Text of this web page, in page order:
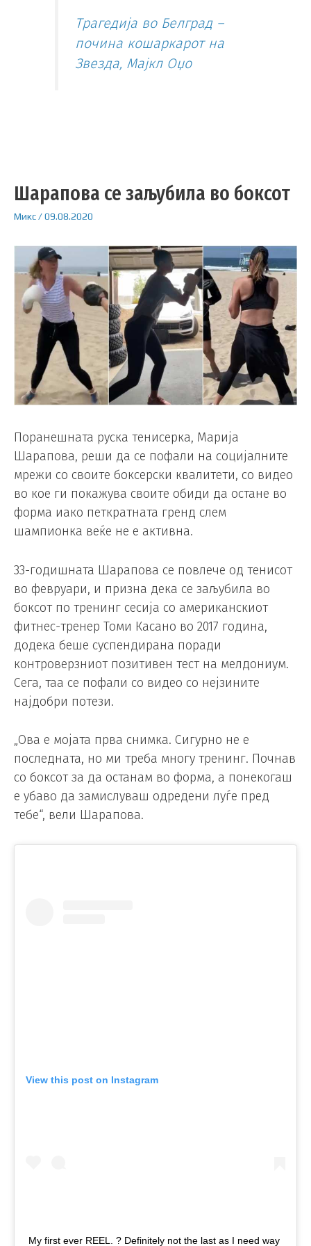
Трагедија во Белград –
почина кошаркарот на
Звезда, Мајкл Оџо
Шарапова се заљубила во боксот
Микс/09.08.2020
Поранешната руска тенисерка, Марија
Шарапова, реши да се пофали на социјалните
мрежи со своите боксерски квалитети, со видео
во кое ги покажува своите обиди да остане во
форма иако петкратната гренд слем
шампионка веќе не е активна.
33-годишната Шарапова се повлече од тенисот
во февруари, и призна дека се заљубила во
боксот по тренинг сесија со американскиот
фитнес-тренер Томи Касано во 2017 година,
додека беше суспендирана поради
контроверзниот позитивен тест на мелдониум.
Сега, таа се пофали со видео со нејзините
најдобри потези.
„Ова е мојата прва снимка. Сигурно не е
последната, но ми треба многу тренинг. Почнав
со боксот за да останам во форма, а понекогаш
е убаво да замислуваш одредени луѓе пред
тебе“, вели Шарапова.
View this post on Instagram
My first ever REEL. ? Definitely not the last as I need way